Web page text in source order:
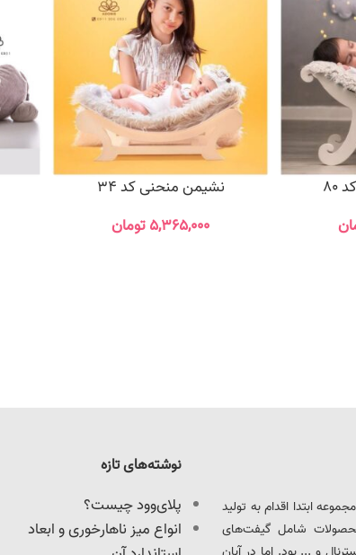
نشیمن منحنی کد 34
۵,۳۶۵,۰۰۰تومان
نوشته‌های تازه
پلای‌وود چیست؟
انواع میز ناهارخوری و ابعاد
ما در این مجموعه ابتدا اقدام به تولید
شامل گیفت‌های